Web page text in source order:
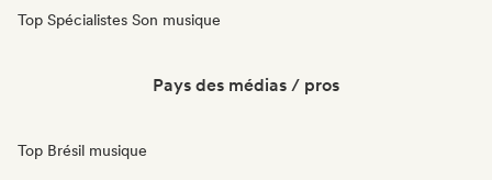
Top Spécialistes Son musique
Pays des médias / pros
Top Brésil musique